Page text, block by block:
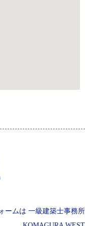
ームは 一級建築士事務所